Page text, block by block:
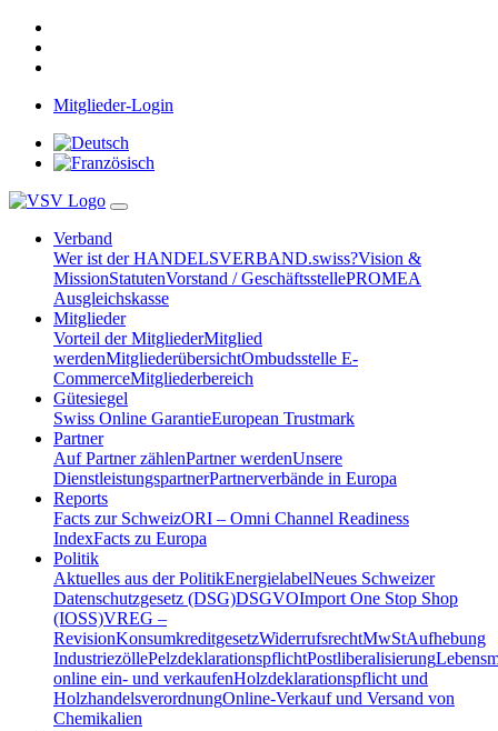
Mitglieder-Login
Verband
Wer ist der HANDELSVERBAND.swiss?Vision &
MissionStatutenVorstand / GeschäftsstellePROMEA
Ausgleichskasse
Mitglieder
Vorteil der MitgliederMitglied
werdenMitgliederübersichtOmbudsstelle E-
CommerceMitgliederbereich
Gütesiegel
Swiss Online GarantieEuropean Trustmark
Partner
Auf Partner zählenPartner werdenUnsere
DienstleistungspartnerPartnerverbände in Europa
Reports
Facts zur SchweizORI – Omni Channel Readiness
IndexFacts zu Europa
Politik
Aktuelles aus der PolitikEnergielabelNeues Schweizer
Datenschutzgesetz (DSG)DSGVOImport One Stop Shop
(IOSS)VREG –
RevisionKonsumkreditgesetzWiderrufsrechtMwStAufhebung
IndustriezöllePelzdeklarationspflichtPostliberalisierung
online ein- und verkaufenHolzdeklarationspflicht und
HolzhandelsverordnungOnline-Verkauf und Versand von
Chemikalien